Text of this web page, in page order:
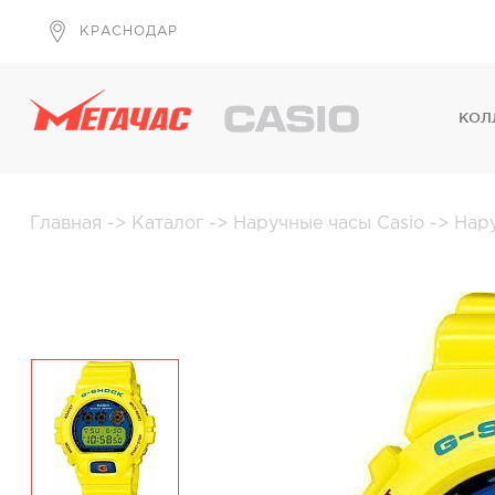
КРАСНОДАР
Главная -> Каталог -> Наручные часы Casio ->